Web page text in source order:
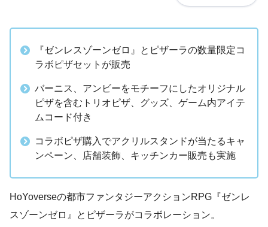
『ゼンレスゾーンゼロ』とピザーラの数量限定コ
ラボピザセットが販売
バーニス、アンビーをモチーフにしたオリジナル
ピザを含むトリオピザ、グッズ、ゲーム内アイテ
ムコード付き
コラボピザ購入でアクリルスタンドが当たるキャ
ンペーン、店舗装飾、キッチンカー販売も実施
HoYoverseの都市ファンタジーアクションRPG『ゼンレ
スゾーンゼロ』とピザーラがコラボレーション。